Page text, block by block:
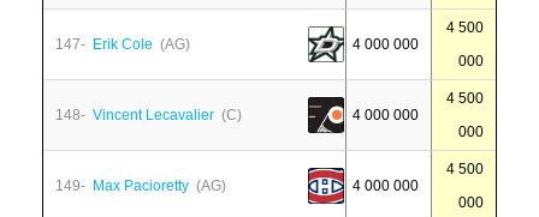
147- Erik Cole (AG) 4 000 000
4 500
000
148- Vincent Lecavalier (C) 4 000 000
4 500
000
149- Max Pacioretty (AG) 4 000 000
4 500
000